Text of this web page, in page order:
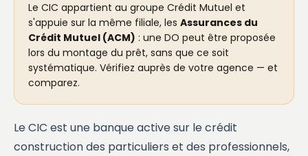
Le CIC appartient au groupe Crédit Mutuel et
s'appuie sur la même filiale, les Assurances du
Crédit Mutuel (ACM) : une DO peut être proposée
lors du montage du prêt, sans que ce soit
systématique. Vérifiez auprès de votre agence — et
comparez.
Le CIC est une banque active sur le crédit
construction des particuliers et des professionnels,